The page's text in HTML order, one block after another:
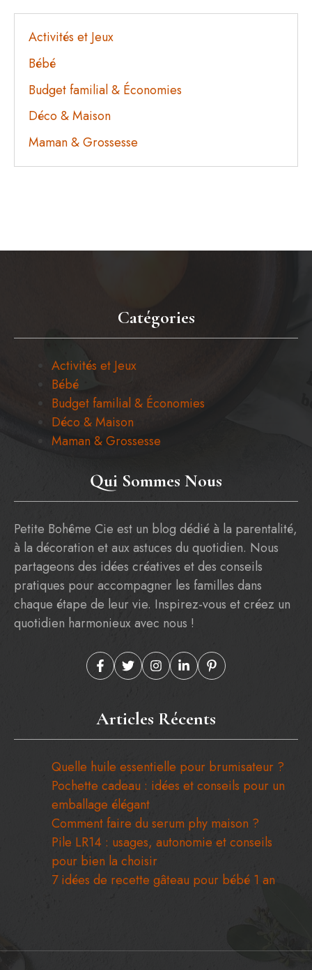
Activités et Jeux
Bébé
Budget familial & Économies
Déco & Maison
Maman & Grossesse
Qui Sommes Nous
Petite Bohême Cie est un blog dédié à la parentalité,
à la décoration et aux astuces du quotidien. Nous
partageons des idées créatives et des conseils
pratiques pour accompagner les familles dans
chaque étape de leur vie. Inspirez-vous et créez un
quotidien harmonieux avec nous !
Catégories
Activités et Jeux
Bébé
Budget familial & Économies
Déco & Maison
Maman & Grossesse
Articles Récents
Quelle huile essentielle pour brumisateur ?
Pochette cadeau : idées et conseils pour un
emballage élégant
Comment faire du serum phy maison ?
Pile LR14 : usages, autonomie et conseils
pour bien la choisir
7 idées de recette gâteau pour bébé 1 an